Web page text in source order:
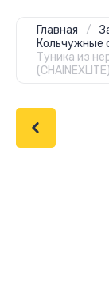
Главная /
Кольчужные
Туника из